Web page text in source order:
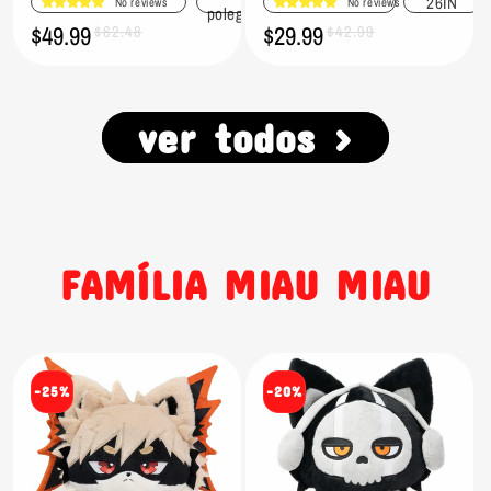
polegadas
Preço
promocional
$49.99
Preço
normal
$62.48 Preço
promocional
$29.99
Preço
normal
$42.99
ver todos >
FAMÍLIA MIAU MIAU
-25% -20%